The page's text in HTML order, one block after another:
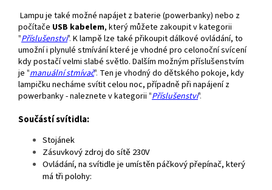
Lampu je také možné napájet z baterie (powerbanky) nebo z
počítače USB kabelem, který můžete zakoupit v kategorii
"Příslušenství". K lampě lze také přikoupit dálkové ovládání, to
umožní i plynulé stmívání které je vhodné pro celonoční svícení
kdy postačí velmi slabé světlo. Dalším možným příslušenstvím
je "manuální stmívač". Ten je vhodný do dětského pokoje, kdy
lampičku necháme svítit celou noc, případně při napájení z
powerbanky - naleznete v kategorii "Příslušenství".
Součástí svítidla:
Stojánek
Zásuvkový zdroj do sítě 230V
Ovládání, na svítidle je umístěn páčkový přepínač, který
má tři polohy: